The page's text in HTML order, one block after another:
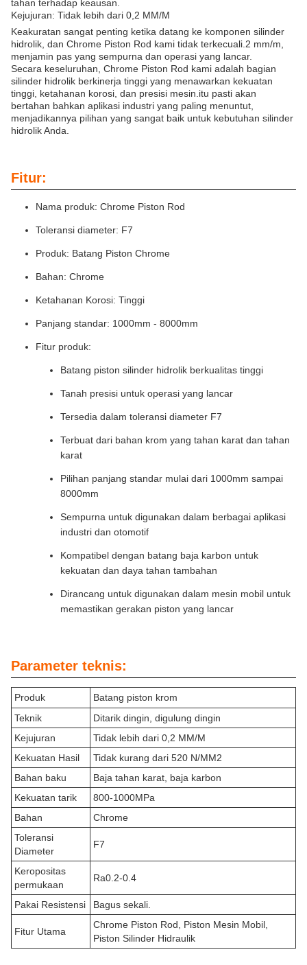
tahan terhadap keausan.
Kejujuran: Tidak lebih dari 0,2 MM/M
Keakuratan sangat penting ketika datang ke komponen silinder
hidrolik, dan Chrome Piston Rod kami tidak terkecuali.2 mm/m,
menjamin pas yang sempurna dan operasi yang lancar.
Secara keseluruhan, Chrome Piston Rod kami adalah bagian
silinder hidrolik berkinerja tinggi yang menawarkan kekuatan
tinggi, ketahanan korosi, dan presisi mesin.itu pasti akan
bertahan bahkan aplikasi industri yang paling menuntut,
menjadikannya pilihan yang sangat baik untuk kebutuhan silinder
hidrolik Anda.
Fitur:
Nama produk: Chrome Piston Rod
Toleransi diameter: F7
Produk: Batang Piston Chrome
Bahan: Chrome
Ketahanan Korosi: Tinggi
Panjang standar: 1000mm - 8000mm
Fitur produk:
Batang piston silinder hidrolik berkualitas tinggi
Tanah presisi untuk operasi yang lancar
Tersedia dalam toleransi diameter F7
Terbuat dari bahan krom yang tahan karat dan tahan
karat
Pilihan panjang standar mulai dari 1000mm sampai
8000mm
Sempurna untuk digunakan dalam berbagai aplikasi
industri dan otomotif
Kompatibel dengan batang baja karbon untuk
kekuatan dan daya tahan tambahan
Dirancang untuk digunakan dalam mesin mobil untuk
memastikan gerakan piston yang lancar
Parameter teknis:
Produk
Batang piston krom
Teknik
Ditarik dingin, digulung dingin
Kejujuran
Tidak lebih dari 0,2 MM/M
Kekuatan Hasil
Tidak kurang dari 520 N/MM2
Bahan baku
Baja tahan karat, baja karbon
Kekuatan tarik
800-1000MPa
Bahan
Chrome
Toleransi
Diameter
F7
Keropositas
permukaan
Ra0.2-0.4
Pakai Resistensi Bagus sekali.
Fitur Utama
Chrome Piston Rod, Piston Mesin Mobil,
Piston Silinder Hidraulik